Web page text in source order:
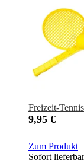
Freizeit-
9,95 €
Zum Produkt
Sofort lieferbar